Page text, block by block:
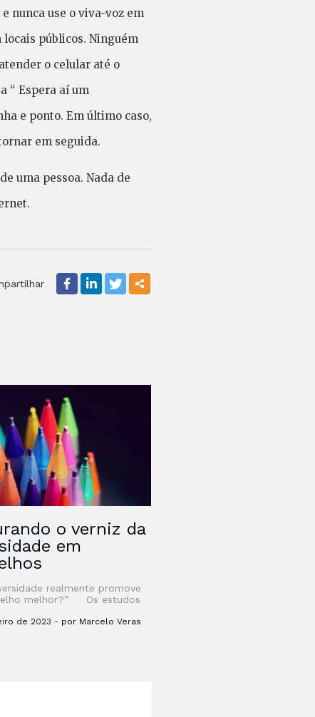
nunca use o viva-voz em
públicos. Ninguém
o celular até o
“ Espera aí um
e ponto. Em último caso,
em seguida.
uma pessoa. Nada de
o verniz da
em
realmente promove
melhor?” Os estudos
muito o que descobrir e
de 2023 - por Marcelo Veras